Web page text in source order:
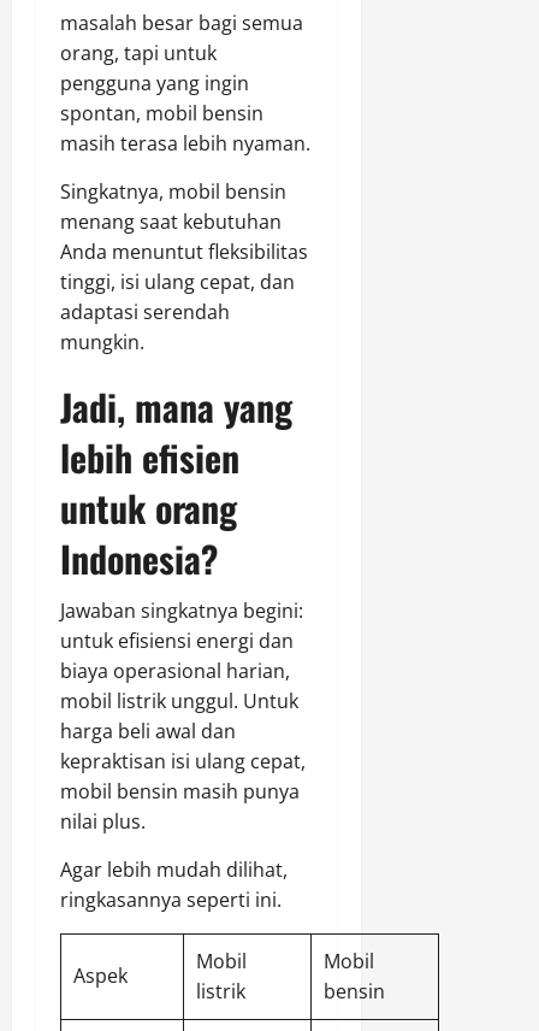
masalah besar bagi semua
orang, tapi untuk
pengguna yang ingin
spontan, mobil bensin
masih terasa lebih nyaman.
Singkatnya, mobil bensin
menang saat kebutuhan
Anda menuntut fleksibilitas
tinggi, isi ulang cepat, dan
adaptasi serendah
mungkin.
Jadi, mana yang
lebih efisien
untuk orang
Indonesia?
Jawaban singkatnya begini:
untuk efisiensi energi dan
biaya operasional harian,
mobil listrik unggul. Untuk
harga beli awal dan
kepraktisan isi ulang cepat,
mobil bensin masih punya
nilai plus.
Agar lebih mudah dilihat,
ringkasannya seperti ini.
Aspek
Mobil
listrik
Mobil
bensin